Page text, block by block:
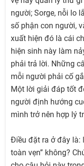
người; Sorge, nỗi lo
số phận con người,
xuất hiện đó là cái
hiện sinh này làm
phải trả lời. Những
mỗi người phải cố
Một lời giải đáp tốt
người định hướng
mình trở nên hợp lý
Điều đặt ra ở đây là:
toàn vẹn” không?